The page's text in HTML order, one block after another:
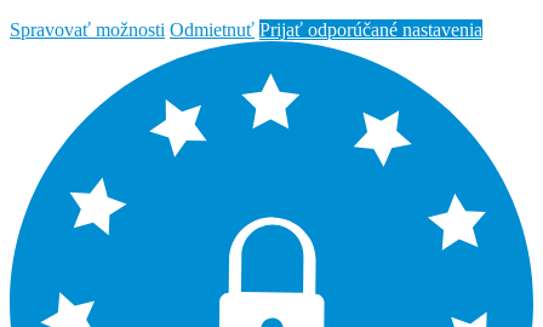
Spravovať možnosti Odmietnuť Prijať odporúčané nastavenia